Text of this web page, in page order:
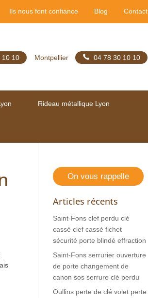
Ils nous font confiance Blog Contact
10 10 Montpellier 04 78 30 10 10
Rideau métallique Lyon
On vous rappelle
Articles récents
Saint-Fons clef perdu clé
cassé clef cassé fichet
sécurité porte blindé effraction
Saint-Fons serrurier ouverture
de porte changement de
canon sos serrure clé perdu
Oullins perte de clé volet perte